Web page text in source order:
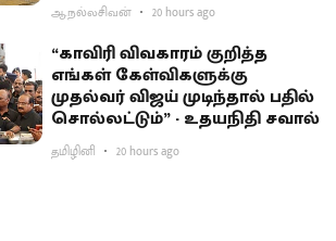
ஆ.நல்லசிவன் 20 hours ago
“காவிரி விவகாரம் குறித்த
எங்கள் கேள்விகளுக்கு
முதல்வர் விஜய் முடிந்தால் பதில்
சொல்லட்டும்” - உதயநிதி சவால்
தமிழினி 20 hours ago